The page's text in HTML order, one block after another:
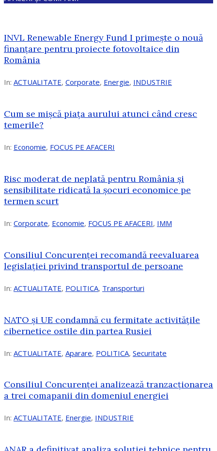
INVL Renewable Energy Fund I primește o nouă
finanțare pentru proiecte fotovoltaice din
România
In: ACTUALITATE, Corporate, Energie, INDUSTRIE
Cum se mișcă piața aurului atunci când cresc
temerile?
In: Economie, FOCUS PE AFACERI
Risc moderat de neplată pentru România și
sensibilitate ridicată la șocuri economice pe
termen scurt
In: Corporate, Economie, FOCUS PE AFACERI, IMM
Consiliul Concurenței recomandă reevaluarea
legislației privind transportul de persoane
In: ACTUALITATE, POLITICA, Transporturi
NATO și UE condamnă cu fermitate activitățile
cibernetice ostile din partea Rusiei
In: ACTUALITATE, Aparare, POLITICA, Securitate
Consiliul Concurenţei analizează tranzacționarea
a trei comapanii din domeniul energiei
In: ACTUALITATE, Energie, INDUSTRIE